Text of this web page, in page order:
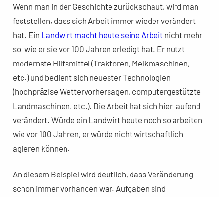
Wenn man in der Geschichte zurückschaut, wird man
feststellen, dass sich Arbeit immer wieder verändert
hat. Ein Landwirt macht heute seine Arbeitnicht mehr
so, wie er sie vor 100 Jahren erledigt hat. Er nutzt
modernste Hilfsmittel (Traktoren, Melkmaschinen,
etc.) und bedient sich neuester Technologien
(hochpräzise Wettervorhersagen, computergestützte
Landmaschinen, etc.). Die Arbeit hat sich hier laufend
verändert. Würde ein Landwirt heute noch so arbeiten
wie vor 100 Jahren, er würde nicht wirtschaftlich
agieren können.
An diesem Beispiel wird deutlich, dass Veränderung
schon immer vorhanden war. Aufgaben sind